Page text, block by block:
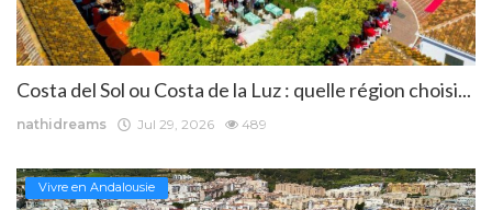
Costa del Sol ou Costa de la Luz : quelle région choisi...
nathidreams Jul 29, 2026 489
Vivre en Andalousie